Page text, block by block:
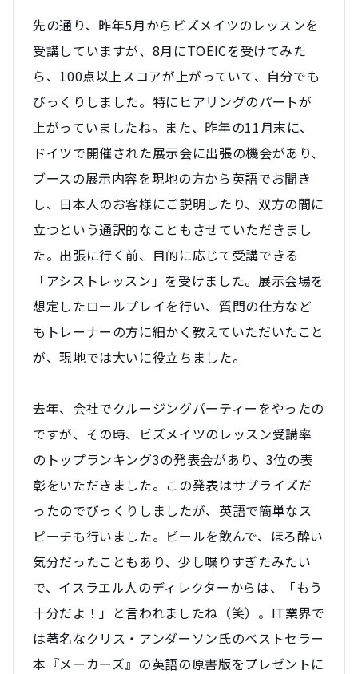
先の通り、昨年5月からビズメイツのレッスンを
受講していますが、8月にTOEICを受けてみた
ら、100点以上スコアが上がっていて、自分でも
びっくりしました。特にヒアリングのパートが
上がっていましたね。また、昨年の11月末に、
ドイツで開催された展示会に出張の機会があり、
ブースの展示内容を現地の方から英語でお聞き
し、日本人のお客様にご説明したり、双方の間に
立つという通訳的なこともさせていただきまし
た。出張に行く前、目的に応じて受講できる
「アシストレッスン」を受けました。展示会場を
想定したロールプレイを行い、質問の仕方など
もトレーナーの方に細かく教えていただいたこと
が、現地では大いに役立ちました。
去年、会社でクルージングパーティーをやったの
ですが、その時、ビズメイツのレッスン受講率
のトップランキング3の発表会があり、3位の表
彰をいただきました。この発表はサプライズだ
ったのでびっくりしましたが、英語で簡単なス
ピーチも行いました。ビールを飲んで、ほろ酔い
気分だったこともあり、少し喋りすぎたみたい
で、イスラエル人のディレクターからは、「もう
十分だよ！」と言われましたね（笑）。IT業界で
は著名なクリス・アンダーソン氏のベストセラー
本『メーカーズ』の英語の原書版をプレゼントに